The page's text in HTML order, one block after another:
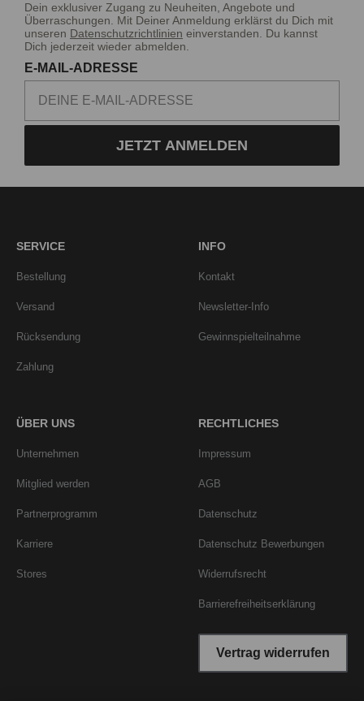
Dein exklusiver Zugang zu Neuheiten, Angebote und
Überraschungen. Mit Deiner Anmeldung erklärst du Dich mit
unseren Datenschutzrichtlinien einverstanden. Du kannst
Dich jederzeit wieder abmelden.
E-MAIL-ADRESSE
JETZT ANMELDEN
SERVICE
Bestellung
Versand
Rücksendung
Zahlung
INFO
Kontakt
Newsletter-Info
Gewinnspielteilnahme
ÜBER UNS
Unternehmen
Mitglied werden
Partnerprogramm
Karriere
Stores
RECHTLICHES
Impressum
AGB
Datenschutz
Datenschutz Bewerbungen
Widerrufsrecht
Barrierefreiheitserklärung
Vertrag widerrufen